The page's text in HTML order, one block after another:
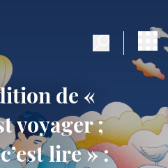
de «
voyager ;
lire » :